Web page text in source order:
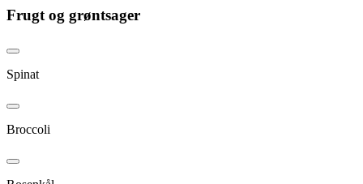
Frugt og grøntsager
Spinat
Broccoli